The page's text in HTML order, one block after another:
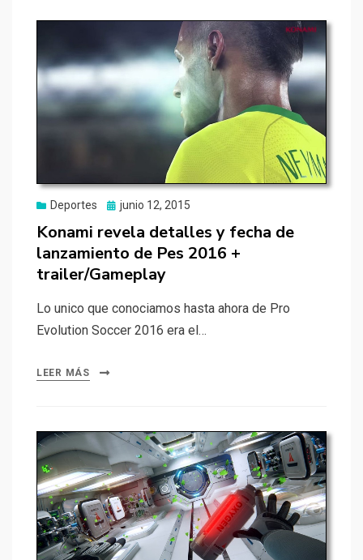
Deportes
Publicado
junio 12, 2015
Konami revela detalles y fecha de
lanzamiento de Pes 2016 +
trailer/Gameplay
Lo unico que conociamos hasta ahora de Pro
Evolution Soccer 2016 era el…
LEER MÁS